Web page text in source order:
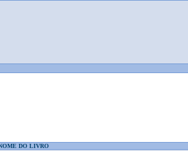
DO LIVRO